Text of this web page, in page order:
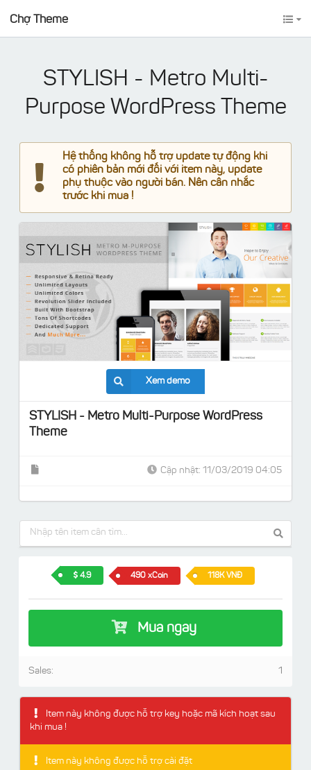
Chợ Theme
STYLISH - Metro Multi-
Purpose WordPress Theme
Hệ thống không hỗ trợ update tự động khi
có phiên bản mới đối với item này, update
phụ thuộc vào người bán. Nên cân nhắc
trước khi mua !
Xem demo
STYLISH - Metro Multi-Purpose WordPress
Theme
Cập nhật: 11/03/2019 04:05
4.9 490 xCoin 118K VNĐ
Mua ngay
1
Sales:
Item này không được hỗ trợ key hoặc mã kích hoạt sau
khi mua !
Item này không được hỗ trợ cài đặt